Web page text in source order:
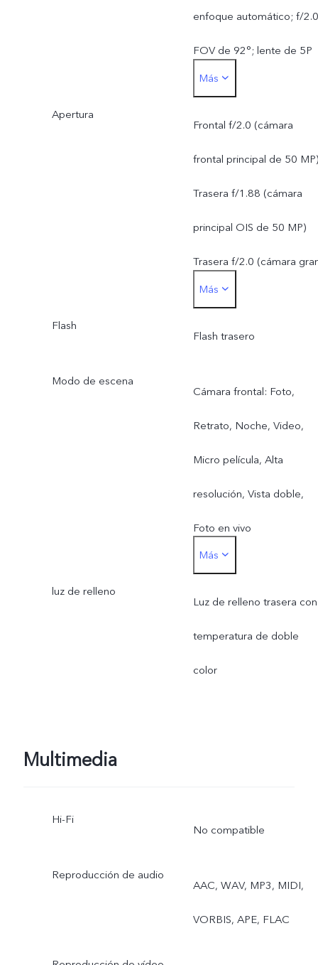
enfoque automático; f/
FOV de 92°; lente de 5P
Cámara trasera:
Cámara principal de
50 MP: OIS; f/1.88; FOV
de 84°; lente 6P
Lente gran angular de
50 MP: enfoque
automático; f/2.0; FOV de
Más
Apertura
Frontal f/2.0 (cámara
frontal principal de 50 MP)
Trasera f/1.88 (cámara
principal OIS de 50 MP)
Trasera f/2.0 (cámara
angular de 50 MP)
Más
Flash
Flash trasero
Modo de escena
Cámara frontal: Foto,
Retrato, Noche, Video,
Micro película, Alta
resolución, Vista doble,
Foto en vivo
Cámara trasera principal:
Foto, Retrato, Noche,
Video, Micro película, Alta
resolución, Panorama,
Vista doble, Foto en vivo
Más
luz de relleno
Luz de relleno trasera con
temperatura de doble
color
Multimedia
Hi-Fi
No compatible
Reproducción de audio
AAC, WAV, MP3, MIDI,
VORBIS, APE, FLAC